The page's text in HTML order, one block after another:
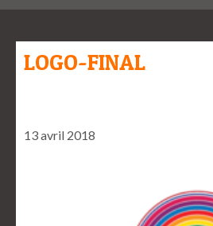
LOGO-FINAL
13 avril 2018